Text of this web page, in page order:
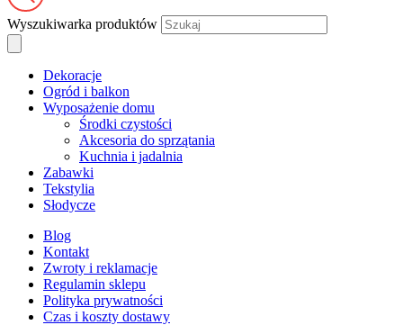
Wyszukiwarka produktów
Dekoracje
Ogród i balkon
Wyposażenie domu
Środki czystości
Akcesoria do sprzątania
Kuchnia i jadalnia
Zabawki
Tekstylia
Słodycze
Blog
Kontakt
Zwroty i reklamacje
Regulamin sklepu
Polityka prywatności
Czas i koszty dostawy